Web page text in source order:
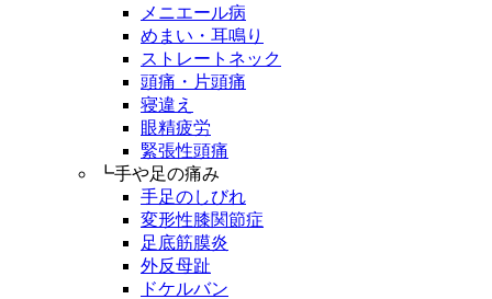
メニエール病
めまい・耳鳴り
ストレートネック
頭痛・片頭痛
寝違え
眼精疲労
緊張性頭痛
┗手や足の痛み
手足のしびれ
変形性膝関節症
足底筋膜炎
外反母趾
ドケルバン